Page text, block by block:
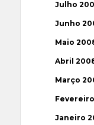
Julho
Junho
Maio
Abril
Março
Janeiro